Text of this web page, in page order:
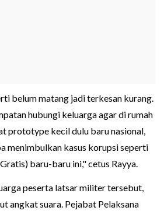
belum matang jadi terkesan kurang.
hubungi keluarga agar di rumah
prototype kecil dulu baru nasional,
menimbulkan kasus korupsi seperti
baru-baru ini," cetus Rayya.
peserta latsar militer tersebut,
angkat suara. Pejabat Pelaksana